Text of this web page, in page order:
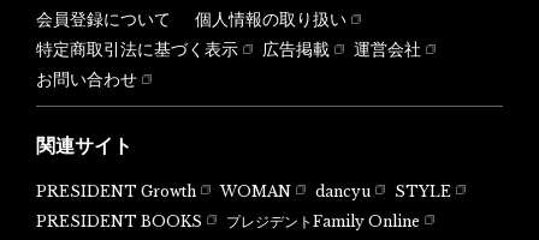
会員登録について
個人情報の取り扱い
特定商取引法に基づく表示
広告掲載
運営会社
お問い合わせ
関連サイト
PRESIDENT Growth WOMAN dancyu
STYLE
PRESIDENT BOOKS
プレジデントFamily Online